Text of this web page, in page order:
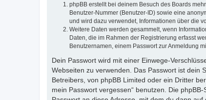
phpBB erstellt bei deinem Besuch des Boards
Benutzer-Nummer (Benutzer-ID) sowie eine
und wird dazu verwendet, Informationen über die
Weitere Daten werden gesammelt, wenn
Daten, die im Rahmen der Registrierung erfasst
Benutzernamen, einem Passwort zur Anmeldung
Dein Passwort wird mit einer Einwege-
Webseiten zu verwenden. Das Passwort ist dein
Betreibers, von phpBB Limited oder ein Dritter
mein Passwort vergessen“ benutzen. Die